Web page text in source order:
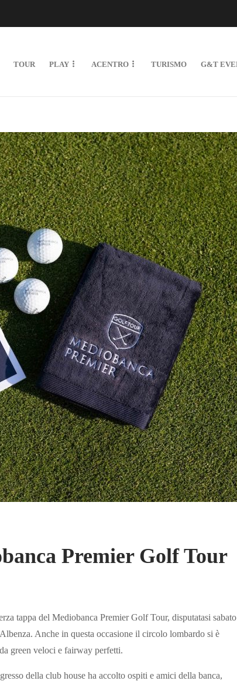
TOUR PLAY ACENTRO TURISMO G&T
Premier Golf Tour
tappa del Mediobanca Premier Golf Tour, disputatasi sabato
Anche in questa occasione il circolo lombardo si è
green veloci e fairway perfetti.
della club house ha accolto ospiti e amici della banca,